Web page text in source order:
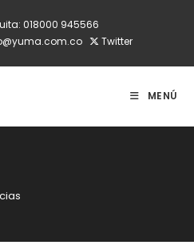
018000 945566
Twitter
MENÚ